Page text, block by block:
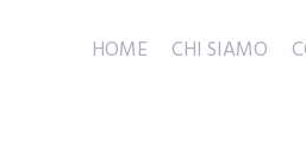
HOME CHI SIAMO